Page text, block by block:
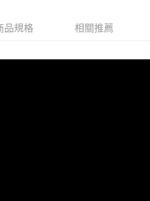
品規格 相關推薦